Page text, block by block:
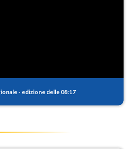
- edizione delle 08:17